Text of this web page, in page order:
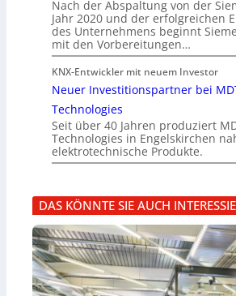
Nach der Abspaltung von der
Jahr 2020 und der erfolgreichen
des Unternehmens beginnt
mit den Vorbereitungen…
KNX-Entwickler mit neuem Investor
Neuer Investitionspartner bei
Technologies
Seit über 40 Jahren produziert
Technologies in Engelskirchen
elektrotechnische Produkte.
DAS KÖNNTE SIE AUCH